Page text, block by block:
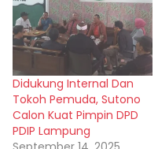
Didukung Internal Dan
Tokoh Pemuda, Sutono
Calon Kuat Pimpin DPD
PDIP Lampung